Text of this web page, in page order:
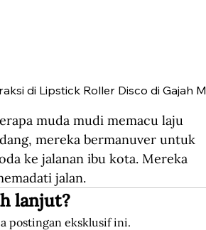
di Lipstick Roller Disco di Gajah
muda mudi memacu laju
mereka bermanuver untuk
ke jalanan ibu kota. Mereka
jalan.
lanjut?
postingan eksklusif ini.